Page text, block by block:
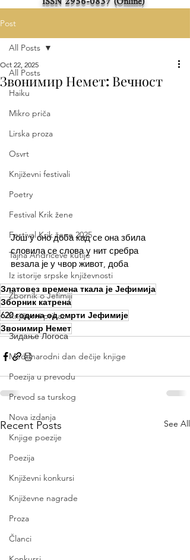
Post
All Posts
Haiku
Mikro priča
Lirska proza
Osvrt
Književni festivali
Poetry
Festival Krik žene
Festival Krik žene 2025
Tajna Andrićeve kutije
Iz istorije srpske književnosti
Zbornik o Jefimiji
Književni prikaz
Зидање Логоса
Međunarodni dan dečije knjige
Poezija u prevodu
Prevod sa turskog
Nova izdanja
Knjige poezije
Poezija
Književni konkursi
Književne nagrade
Proza
Članci
All Posts
Звонимир Немет: Вечност
Oct 22, 2025
Још у оно доба кад се она збила
словила се слова у нит сребра
везала је у чвор живот, доба
Златовез времена ткала је Јефимија
Зборник катрена
620 година од смрти Јефимије
Звонимир Немет
Recent Posts See All